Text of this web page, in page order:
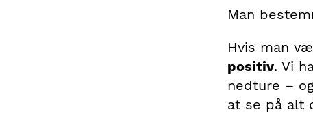
Man
Hvis man
positiv. Vi
nedture –
at se på alt